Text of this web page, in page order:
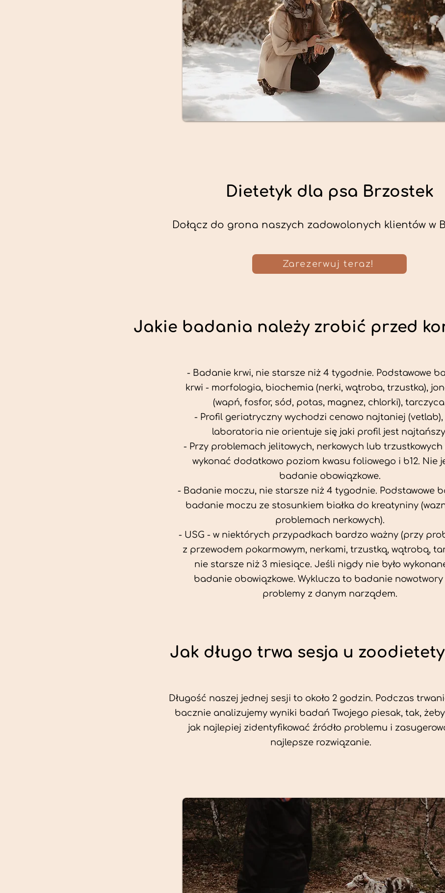
Dietetyk dla psa Brzostek
Dołącz do grona naszych zadowolonych klientów w
Zarezerwuj teraz!
Jakie badania należy zrobić przed
- Badanie krwi, nie starsze niż 4 tygodnie. Podstawowe
krwi - morfologia, biochemia (nerki, wątroba, trzustka),
(wapń, fosfor, sód, potas, magnez, chlorki),
- Profil geriatryczny wychodzi cenowo najtaniej
laboratoria nie orientuje się jaki profil jest
- Przy problemach jelitowych, nerkowych lub
wykonać dodatkowo poziom kwasu foliowego i b12. Nie
badanie obowiązkowe.
- Badanie moczu, nie starsze niż 4 tygodnie. Podstawowe
badanie moczu ze stosunkiem białka do kreatyniny
problemach nerkowych).
- USG - w niektórych przypadkach bardzo ważny (przy
z przewodem pokarmowym, nerkami, trzustką, wątrobą,
nie starsze niż 3 miesiące. Jeśli nigdy nie było
badanie obowiązkowe. Wyklucza to badanie nowotwory
problemy z danym narządem.
Jak długo trwa sesja u
Długość naszej jednej sesji to około 2 godzin. Podczas
bacznie analizujemy wyniki badań Twojego piesak, tak,
jak najlepiej zidentyfikować źródło problemu i
najlepsze rozwiązanie.